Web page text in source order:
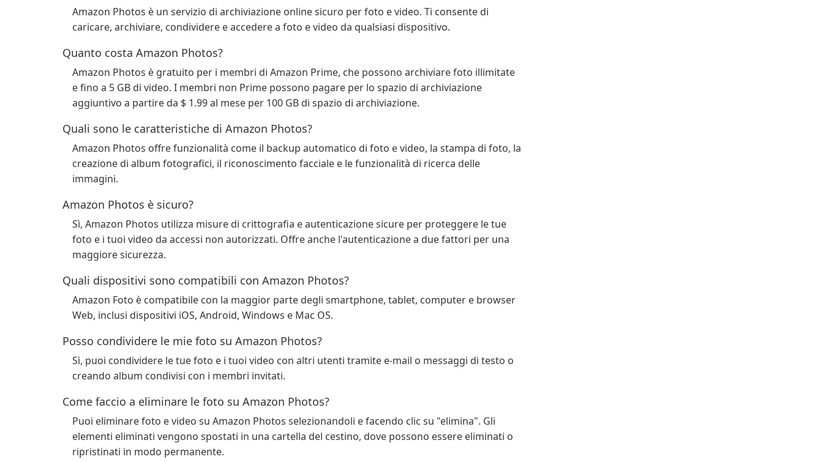
Amazon Photos è un servizio di archiviazione online sicuro per foto e video. Ti consente di
caricare, archiviare, condividere e accedere a foto e video da qualsiasi dispositivo.
Quanto costa Amazon Photos?
Amazon Photos è gratuito per i membri di Amazon Prime, che possono archiviare foto illimitate
e fino a 5 GB di video. I membri non Prime possono pagare per lo spazio di archiviazione
aggiuntivo a partire da $ 1.99 al mese per 100 GB di spazio di archiviazione.
Quali sono le caratteristiche di Amazon Photos?
Amazon Photos offre funzionalità come il backup automatico di foto e video, la stampa di foto, la
creazione di album fotografici, il riconoscimento facciale e le funzionalità di ricerca delle
immagini.
Amazon Photos è sicuro?
Sì, Amazon Photos utilizza misure di crittografia e autenticazione sicure per proteggere le tue
foto e i tuoi video da accessi non autorizzati. Offre anche l'autenticazione a due fattori per una
maggiore sicurezza.
Quali dispositivi sono compatibili con Amazon Photos?
Amazon Foto è compatibile con la maggior parte degli smartphone, tablet, computer e browser
Web, inclusi dispositivi iOS, Android, Windows e Mac OS.
Posso condividere le mie foto su Amazon Photos?
Sì, puoi condividere le tue foto e i tuoi video con altri utenti tramite e-mail o messaggi di testo o
creando album condivisi con i membri invitati.
Come faccio a eliminare le foto su Amazon Photos?
Puoi eliminare foto e video su Amazon Photos selezionandoli e facendo clic su "elimina". Gli
elementi eliminati vengono spostati in una cartella del cestino, dove possono essere eliminati o
ripristinati in modo permanente.